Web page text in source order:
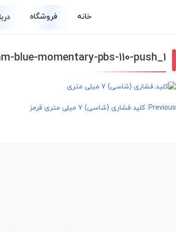
خانه فروشگاه
blue-momentary-pbs-110-push_1
راهبری
Previous: کلید فشاری (شاسی) 7 میلی متری قرمز